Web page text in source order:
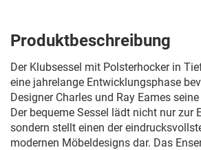
Produktbeschreibung
Der Klubsessel mit Polsterhocker in
eine jahrelange Entwicklungsphase
Designer Charles und Ray Eames
Der bequeme Sessel lädt nicht nur zur
sondern stellt einen der
modernen Möbeldesigns dar. Das